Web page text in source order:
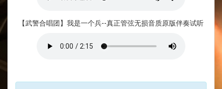
【武警合唱团】我是一个兵--真正管弦无损音质原版伴奏试听